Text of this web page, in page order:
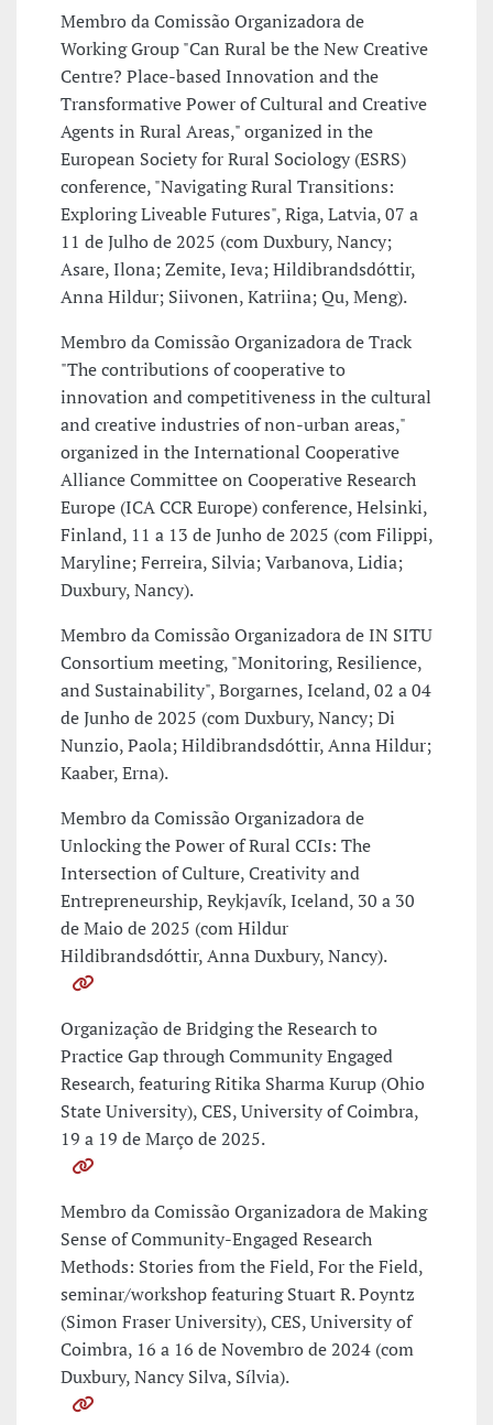
Membro da Comissão Organizadora de
Working Group "Can Rural be the New Creative
Centre? Place-based Innovation and the
Transformative Power of Cultural and Creative
Agents in Rural Areas," organized in the
European Society for Rural Sociology (ESRS)
conference, "Navigating Rural Transitions:
Exploring Liveable Futures", Riga, Latvia, 07 a
11 de Julho de 2025 (com Duxbury, Nancy;
Asare, Ilona; Zemite, Ieva; Hildibrandsdóttir,
Anna Hildur; Siivonen, Katriina; Qu, Meng).
Membro da Comissão Organizadora de Track
"The contributions of cooperative to
innovation and competitiveness in the cultural
and creative industries of non-urban areas,"
organized in the International Cooperative
Alliance Committee on Cooperative Research
Europe (ICA CCR Europe) conference, Helsinki,
Finland, 11 a 13 de Junho de 2025 (com Filippi,
Maryline; Ferreira, Silvia; Varbanova, Lidia;
Duxbury, Nancy).
Membro da Comissão Organizadora de IN SITU
Consortium meeting, "Monitoring, Resilience,
and Sustainability", Borgarnes, Iceland, 02 a 04
de Junho de 2025 (com Duxbury, Nancy; Di
Nunzio, Paola; Hildibrandsdóttir, Anna Hildur;
Kaaber, Erna).
Membro da Comissão Organizadora de
Unlocking the Power of Rural CCIs: The
Intersection of Culture, Creativity and
Entrepreneurship, Reykjavík, Iceland, 30 a 30
de Maio de 2025 (com Hildur
Hildibrandsdóttir, Anna Duxbury, Nancy).
Organização de Bridging the Research to
Practice Gap through Community Engaged
Research, featuring Ritika Sharma Kurup (Ohio
State University), CES, University of Coimbra,
19 a 19 de Março de 2025.
Membro da Comissão Organizadora de Making
Sense of Community-Engaged Research
Methods: Stories from the Field, For the Field,
seminar/workshop featuring Stuart R. Poyntz
(Simon Fraser University), CES, University of
Coimbra, 16 a 16 de Novembro de 2024 (com
Duxbury, Nancy Silva, Sílvia).